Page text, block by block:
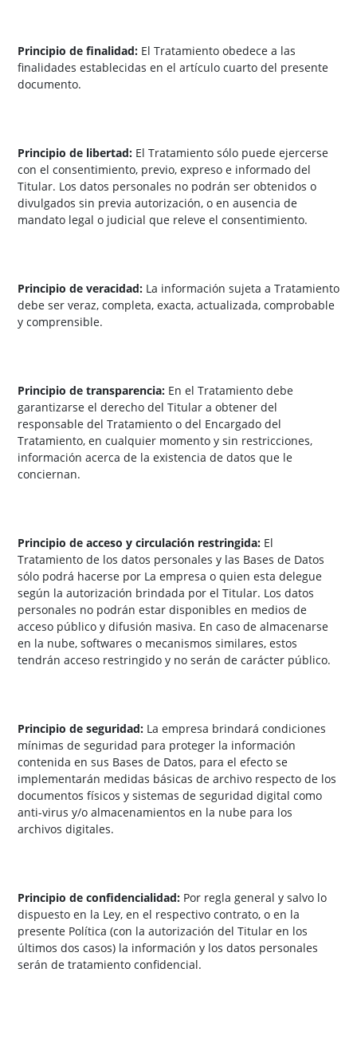
Principio de finalidad: El Tratamiento obedece a las
finalidades establecidas en el artículo cuarto del presente
documento.
Principio de libertad: El Tratamiento sólo puede ejercerse
con el consentimiento, previo, expreso e informado del
Titular. Los datos personales no podrán ser obtenidos o
divulgados sin previa autorización, o en ausencia de
mandato legal o judicial que releve el consentimiento.
Principio de veracidad: La información sujeta a Tratamiento
debe ser veraz, completa, exacta, actualizada, comprobable
y comprensible.
Principio de transparencia: En el Tratamiento debe
garantizarse el derecho del Titular a obtener del
responsable del Tratamiento o del Encargado del
Tratamiento, en cualquier momento y sin restricciones,
información acerca de la existencia de datos que le
conciernan.
Principio de acceso y circulación restringida: El
Tratamiento de los datos personales y las Bases de Datos
sólo podrá hacerse por La empresa o quien esta delegue
según la autorización brindada por el Titular. Los datos
personales no podrán estar disponibles en medios de
acceso público y difusión masiva. En caso de almacenarse
en la nube, softwares o mecanismos similares, estos
tendrán acceso restringido y no serán de carácter público.
Principio de seguridad: La empresa brindará condiciones
mínimas de seguridad para proteger la información
contenida en sus Bases de Datos, para el efecto se
implementarán medidas básicas de archivo respecto de los
documentos físicos y sistemas de seguridad digital como
anti-virus y/o almacenamientos en la nube para los
archivos digitales.
Principio de confidencialidad: Por regla general y salvo lo
dispuesto en la Ley, en el respectivo contrato, o en la
presente Política (con la autorización del Titular en los
últimos dos casos) la información y los datos personales
serán de tratamiento confidencial.